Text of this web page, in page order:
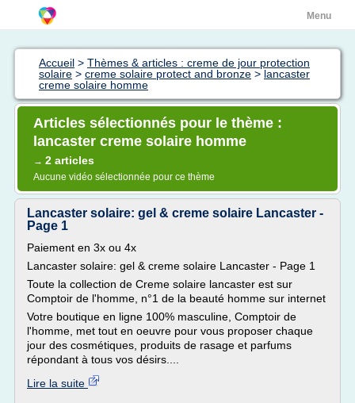
Menu
Accueil > Thèmes & articles : creme de jour protection
solaire > creme solaire protect and bronze > lancaster
creme solaire homme
Articles sélectionnés pour le thème :
lancaster creme solaire homme
→ 2 articles
Aucune vidéo sélectionnée pour ce thème
Lancaster solaire: gel & creme solaire Lancaster -
Page 1
Paiement en 3x ou 4x
Lancaster solaire: gel & creme solaire Lancaster - Page 1
Toute la collection de Creme solaire lancaster est sur
Comptoir de l'homme, n°1 de la beauté homme sur internet
Votre boutique en ligne 100% masculine, Comptoir de
l'homme, met tout en oeuvre pour vous proposer chaque
jour des cosmétiques, produits de rasage et parfums
répondant à tous vos désirs....
Lire la suite